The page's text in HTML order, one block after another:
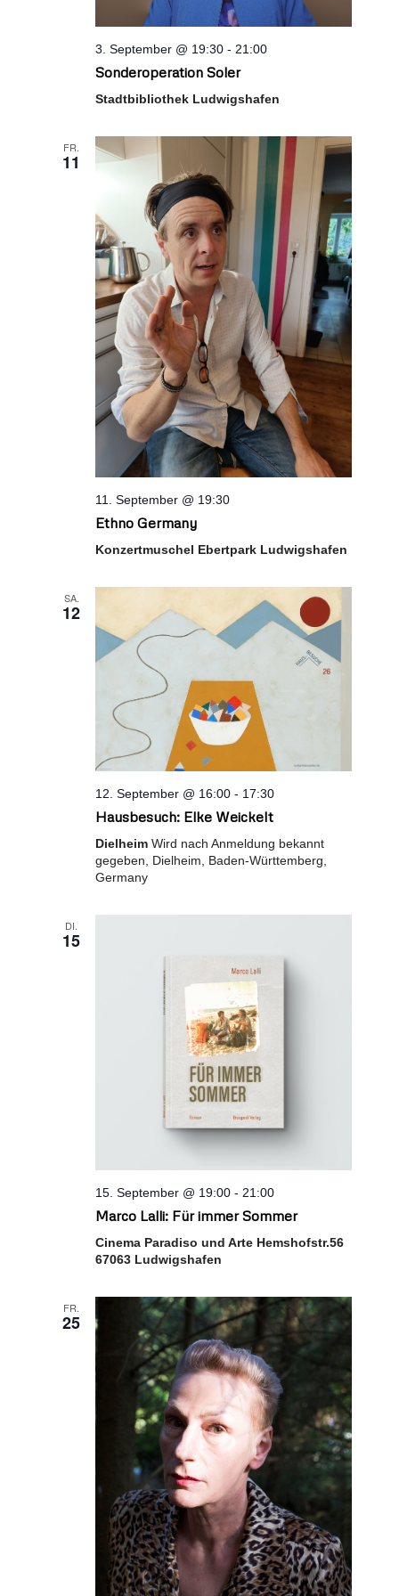
Sonderoperation Soler
3. September @ 19:30 - 21:00
Stadtbibliothek Ludwigshafen
FR.
11
Ethno Germany
11. September @ 19:30
Konzertmuschel Ebertpark Ludwigshafen
SA.
12
Hausbesuch: Elke Weickelt
12. September @ 16:00 - 17:30
DielheimWird nach Anmeldung bekannt
gegeben, Dielheim, Baden-Württemberg,
Germany
DI.
15
Marco Lalli: Für immer Sommer
15. September @ 19:00 -21:00
Cinema Paradiso und Arte Hemshofstr.56
67063 Ludwigshafen
FR.
25